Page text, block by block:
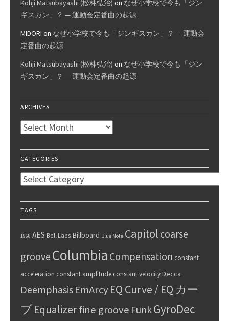
Kohji Matsubayashi (松林弘治) on なぜ小学校で今も「ジン
ギスカン」？ — 運動会定番曲の起源
MIDORI on なぜ小学校で今も「ジンギスカン」？ — 運動会
定番曲の起源
Kohji Matsubayashi (松林弘治) on なぜ小学校で今も「ジン
ギスカン」？ — 運動会定番曲の起源
ARCHIVES
Archives
CATEGORIES
Categories
TAGS
1968 AES Bell Labs Billboard Blue Note Capitol coarse
groove Columbia Compensation constant
acceleration constant amplitude constant velocityDecca
Deemphasis EmArcyEQ Curve / EQ カー
ブEqualizerfine groove Funk GyroDec